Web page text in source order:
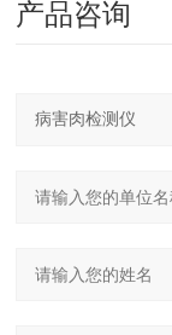
产品咨询